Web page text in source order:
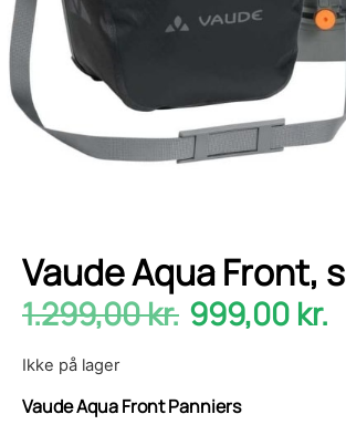
Vaude Aqua Front,
1.299,00kr. 999,00 kr.
Ikke på lager
Vaude Aqua Front Panniers